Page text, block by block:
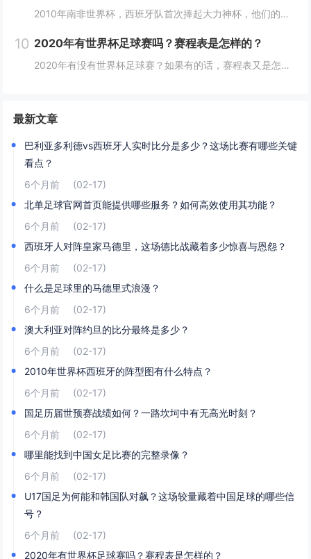
2010年南非世界杯，西班牙队首次捧起大力神杯，他们的阵型设计和人员搭配成为传控足球的经典模板，这张阵型图背后，藏着怎样的战术智慧？ 阵型框架：4-2-3-1的“控球化”改造 从纸面站位看，西班牙的阵型可归为4-2-3-1的灵活变种...
10 2020年有世界杯足球赛吗？赛程表是怎样的？
2020年有没有世界杯足球赛？如果有的话，赛程表又是怎样的？其实答案很明确：2020年并没有举办世界杯足球赛，这背后既有世界杯的举办规律，也和2020年的特殊历史背景有关,下面我们一步步梳理清楚。 世界杯的“四年之约”：2020年本就不在...
最新文章
巴利亚多利德vs西班牙人实时比分是多少？这场比赛有哪些关键
看点？
6个月前
(02-17)
北单足球官网首页能提供哪些服务？如何高效使用其功能？
6个月前
(02-17)
西班牙人对阵皇家马德里，这场德比战藏着多少惊喜与恩怨？
6个月前
(02-17)
什么是足球里的马德里式浪漫？
6个月前
(02-17)
澳大利亚对阵约旦的比分最终是多少？
6个月前
(02-17)
2010年世界杯西班牙的阵型图有什么特点？
6个月前
(02-17)
国足历届世预赛战绩如何？一路坎坷中有无高光时刻？
6个月前
(02-17)
哪里能找到中国女足比赛的完整录像？
6个月前
(02-17)
U17国足为何能和韩国队对飙？这场较量藏着中国足球的哪些信
号？
6个月前
(02-17)
2020年有世界杯足球赛吗？赛程表是怎样的？